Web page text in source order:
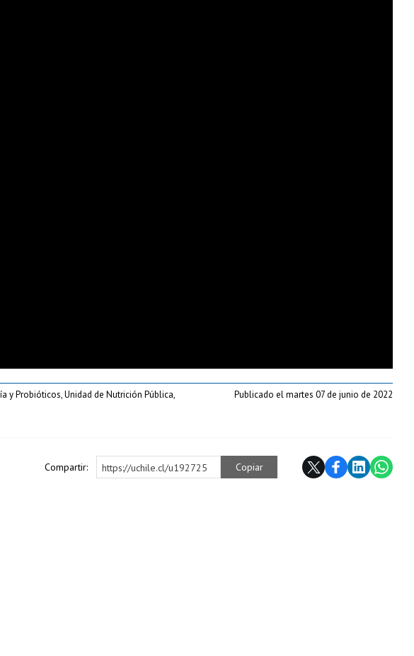
y Probióticos, Unidad de Nutrición Pública,
Publicado el martes 07 de junio de 2022
Compartir: https://uchile.cl/u192725 Copiar